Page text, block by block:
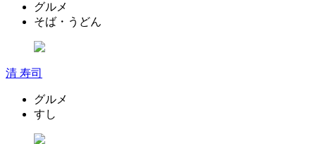
グルメ
そば・うどん
清 寿司
グルメ
すし